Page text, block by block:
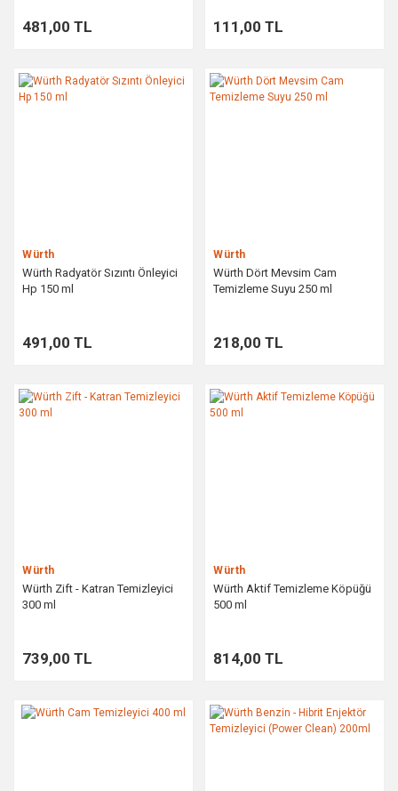
481,00 TL 111,00 TL
Würth
Würth Radyatör Sızıntı Önleyici
Hp 150 ml
491,00 TL
Würth
Würth Dört Mevsim Cam
Temizleme Suyu 250 ml
218,00 TL
Würth
Würth Zift - Katran Temizleyici
300 ml
739,00 TL
Würth
Würth Aktif Temizleme Köpüğü
500 ml
814,00 TL